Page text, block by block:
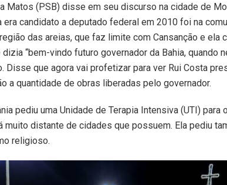
Matos (PSB) disse em seu discurso na cidade de
era candidato a deputado federal em 2010 foi na
das areias, que faz limite com Cansanção e ela
“bem-vindo futuro governador da Bahia, quando
Disse que agora vai profetizar para ver Rui Costa
a quantidade de obras liberadas pelo governador.
pediu uma Unidade de Terapia Intensiva (UTI) para
muito distante de cidades que possuem. Ela pediu
religioso.